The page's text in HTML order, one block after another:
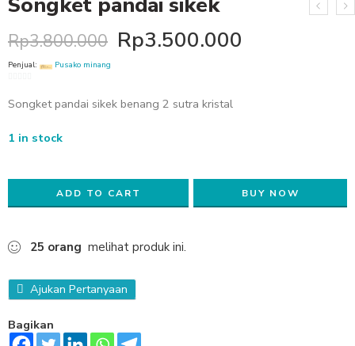
Rp3.800.000 Rp3.500.000
Penjual: Pusako minang
out
Songket pandai sikek benang 2 sutra kristal
1 in stock
ADD TO CART BUY NOW
25 orang melihat produk ini.
Ajukan Pertanyaan
Bagikan